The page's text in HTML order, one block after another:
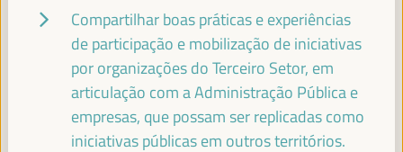
EMILIA SÁIZ
Secretaria General - Cidades e Governos Locais Unidos
(CGLU) UCLG
Compartilhar boas práticas e experiências
de participação e mobilização de iniciativas
por organizações do Terceiro Setor, em
articulação com a Administração Pública e
empresas, que possam ser replicadas como
iniciativas públicas em outros territórios.